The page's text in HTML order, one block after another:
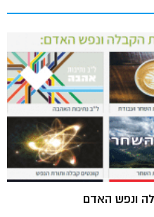
ונפש האדם